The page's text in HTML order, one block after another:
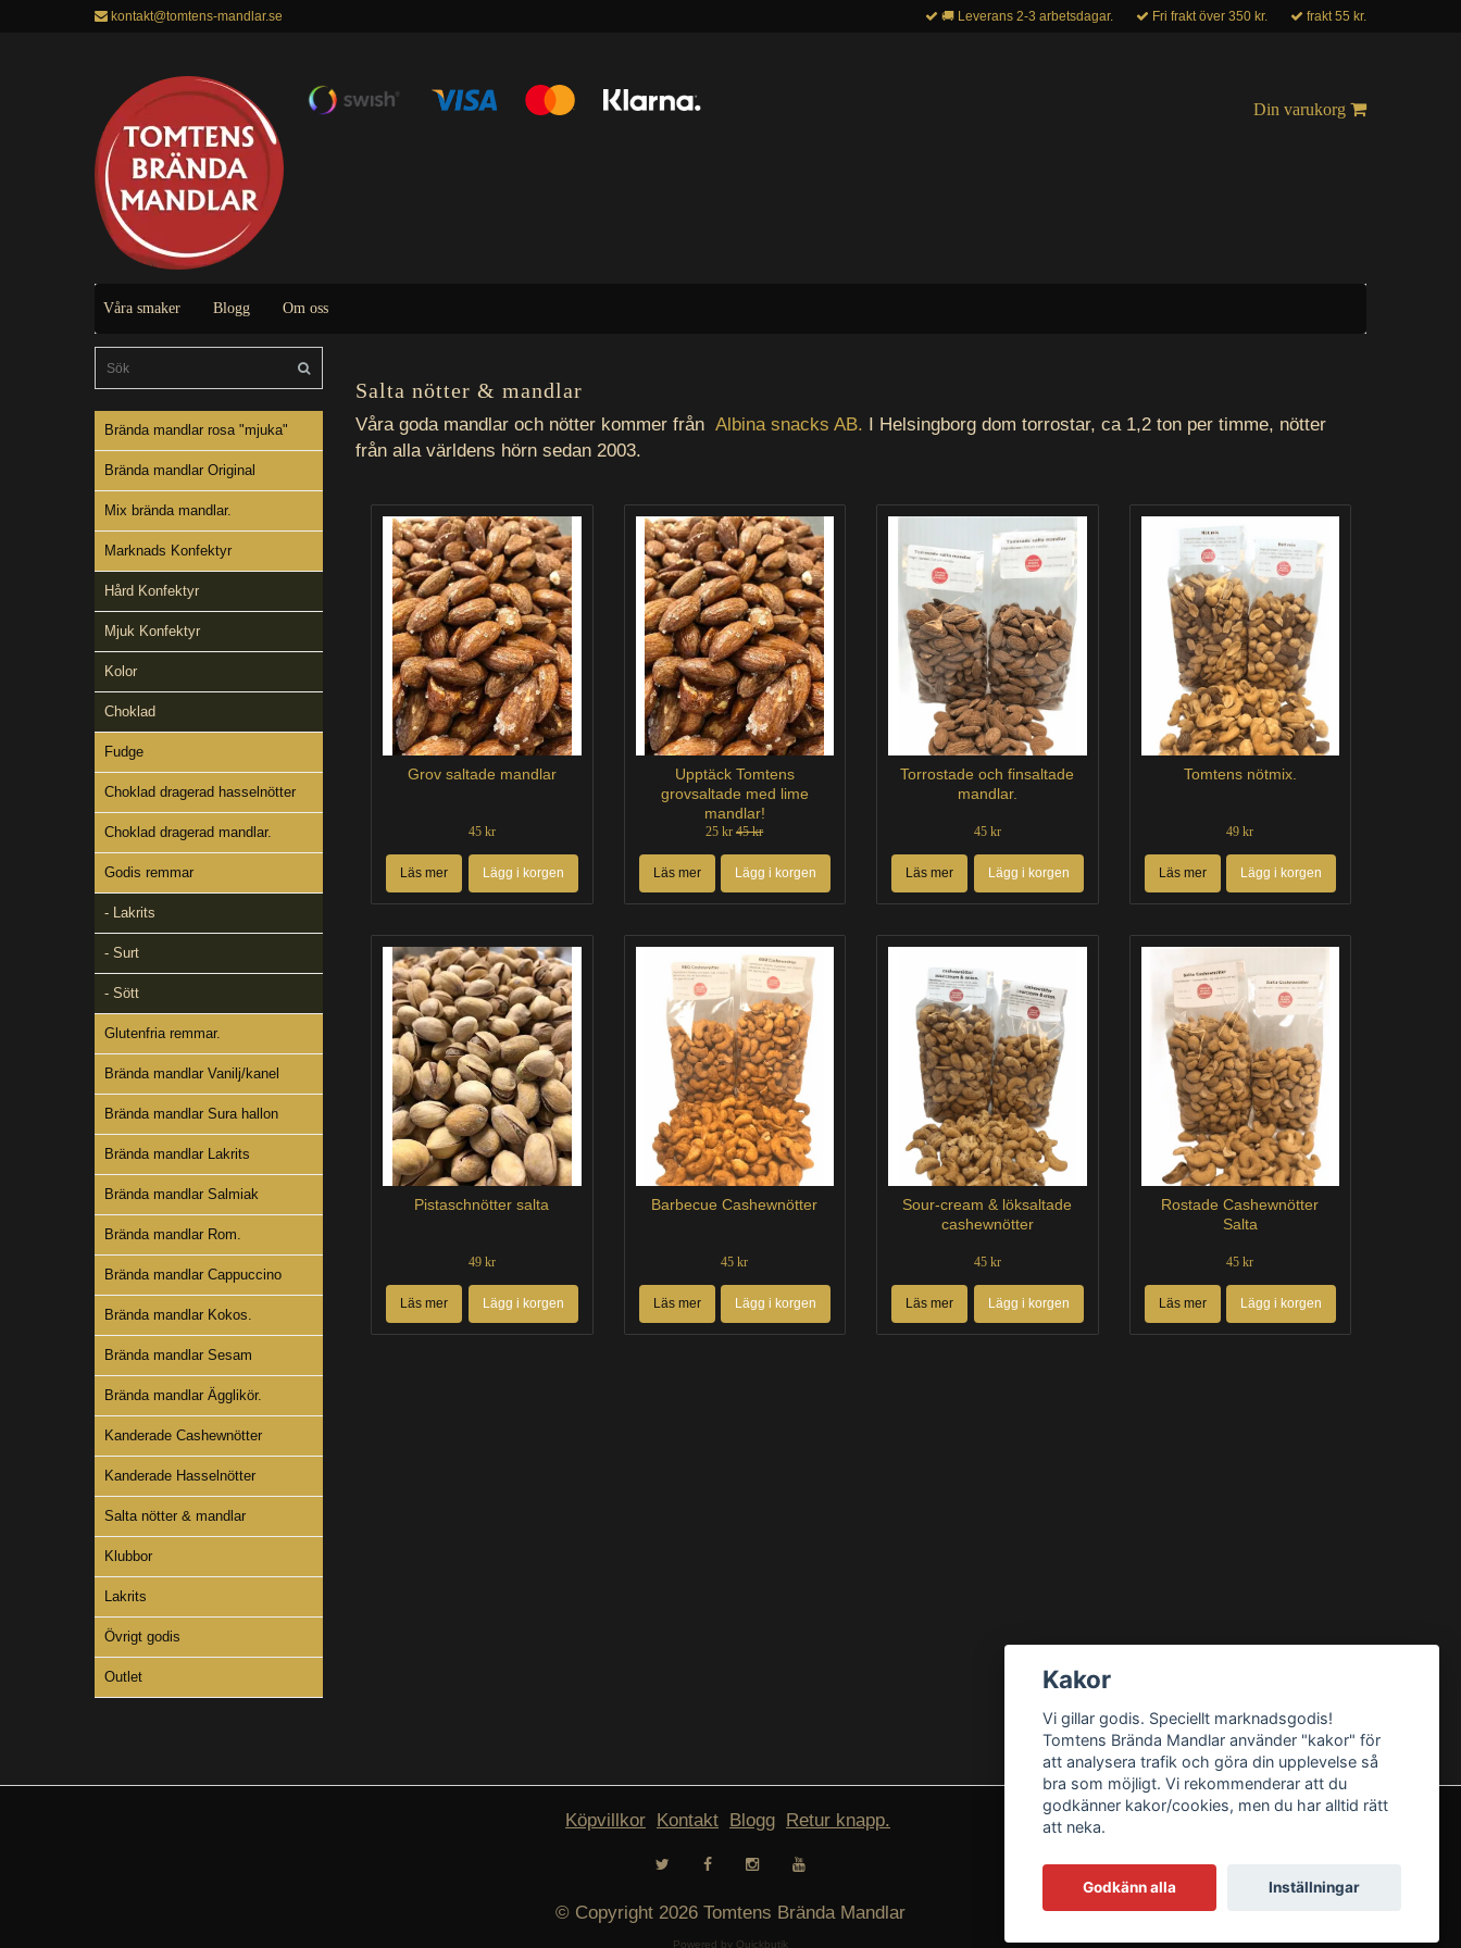
kontakt@tomtens-mandlar.se 🚚 Leverans 2-3 arbetsdagar. Fri frakt över 350 kr. frakt 55 kr.
Din varukorg
Våra smaker Blogg Om oss
Brända mandlar rosa "mjuka"
Brända mandlar Original
Mix brända mandlar.
Marknads Konfektyr
Hård Konfektyr
Mjuk Konfektyr
Kolor
Choklad
Fudge
Choklad dragerad hasselnötter
Choklad dragerad mandlar.
Godis remmar
- Lakrits
- Surt
- Sött
Glutenfria remmar.
Brända mandlar Vanilj/kanel
Brända mandlar Sura hallon
Brända mandlar Lakrits
Brända mandlar Salmiak
Brända mandlar Rom.
Brända mandlar Cappuccino
Brända mandlar Kokos.
Brända mandlar Sesam
Brända mandlar Ägglikör.
Kanderade Cashewnötter
Kanderade Hasselnötter
Salta nötter & mandlar
Klubbor
Lakrits
Övrigt godis
Outlet
Salta nötter & mandlar
Våra goda mandlar och nötter kommer från Albina snacks AB. I Helsingborg dom torrostar, ca 1,2 ton per timme, nötter
från alla världens hörn sedan 2003.
Grov saltade mandlar
45 kr
Läs mer Lägg i korgen
Upptäck Tomtens
grovsaltade med lime
mandlar!
25 kr45 kr
Läs mer Lägg i korgen
Torrostade och finsaltade
mandlar.
45 kr
Läs mer Lägg i korgen
Tomtens nötmix.
49 kr
Läs mer Lägg i korgen
Pistaschnötter salta
49 kr
Läs mer Lägg i korgen
Barbecue Cashewnötter
45 kr
Läs mer Lägg i korgen
Sour-cream & löksaltade
cashewnötter
45 kr
Läs mer Lägg i korgen
Rostade Cashewnötter
Salta
45 kr
Läs mer Lägg i korgen
Köpvillkor Kontakt Blogg Retur knapp.
© Copyright 2026 Tomtens Brända Mandlar
Powered by Quickbutik
Kakor
Vi gillar godis. Speciellt marknadsgodis!
Tomtens Brända Mandlar använder "kakor" för
att analysera trafik och göra din upplevelse så
bra som möjligt. Vi rekommenderar att du
godkänner kakor/cookies, men du har alltid rätt
att neka.
Godkänn alla Inställningar